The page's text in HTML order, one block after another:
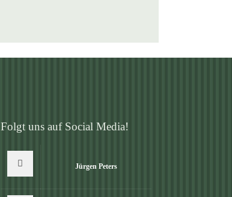
Folgt uns auf Social Media!
Jürgen Peters